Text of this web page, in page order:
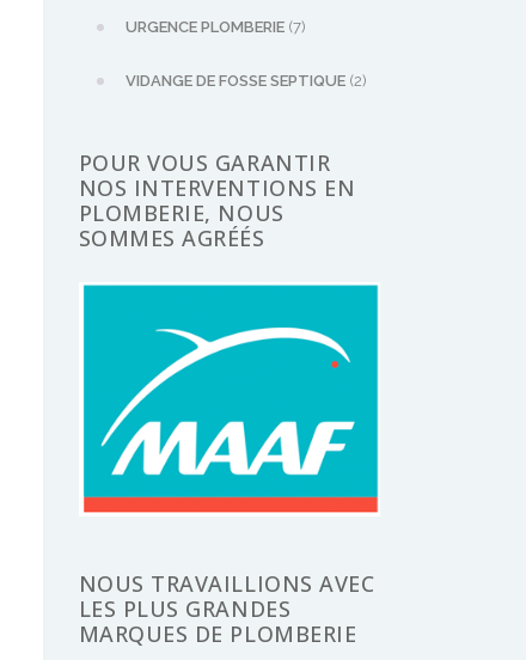
URGENCE PLOMBERIE(7)
VIDANGE DE FOSSE SEPTIQUE(2)
POUR VOUS GARANTIR
NOS INTERVENTIONS EN
PLOMBERIE, NOUS
SOMMES AGRÉÉS
NOUS TRAVAILLIONS AVEC
LES PLUS GRANDES
MARQUES DE PLOMBERIE